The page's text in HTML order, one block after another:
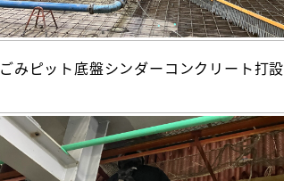
ごみピット底盤シンダーコンクリート打設